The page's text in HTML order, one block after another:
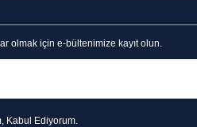
olmak için e-bültenimize kayıt olun.
Kabul Ediyorum.